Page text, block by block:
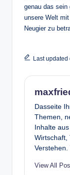
genau das sein
unsere Welt
Neugier zu
Last updated
Dasseite
Themen,
Inhalte
Wirtschaft,
Verstehen.
View All